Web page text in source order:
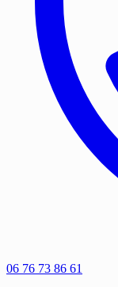
06 76 73 86 61